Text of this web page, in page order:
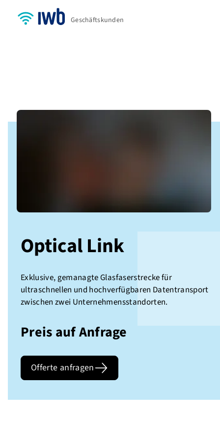
Geschäftskunden
Optical Link
Exklusive, gemanagte Glasfaserstrecke für
ultraschnellen und hochverfügbaren Datentransport
zwischen zwei Unternehmensstandorten.
Preis auf Anfrage
Offerte anfragen